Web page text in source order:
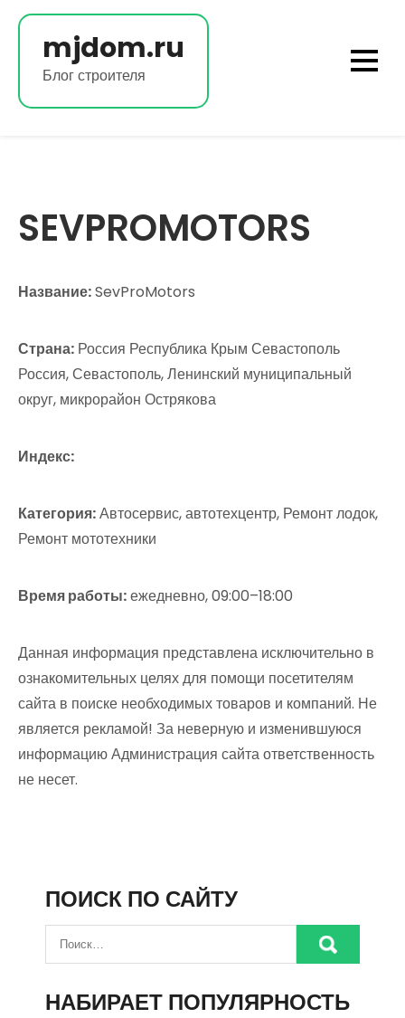
Перейти
содержимомуmjdom.ru
Блог строителя
SEVPROMOTORS
Название:SevProMotors
Страна: Россия Республика Крым Севастополь
Россия, Севастополь, Ленинский муниципальный
округ, микрорайон Острякова
Индекс:
Категория:Автосервис, автотехцентр, Ремонт лодок,
Ремонт мототехники
Время работы:ежедневно, 09:00–18:00
Данная информация представлена исключительно в
ознакомительных целях для помощи посетителям
сайта в поиске необходимых товаров и компаний. Не
является рекламой! За неверную и изменившуюся
информацию Администрация сайта ответственность
не несет.
ПОИСК ПО САЙТУ
НАБИРАЕТ ПОПУЛЯРНОСТЬ